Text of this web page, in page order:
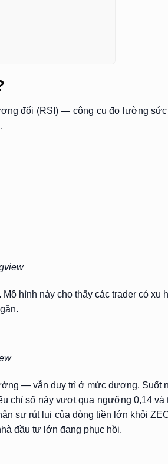
đối (RSI) — công cụ đo lường
hình này cho thấy các trader có
— vẫn duy trì ở mức dương. Suốt
chỉ số này vượt qua ngưỡng 0,14 và
sự rút lui của dòng tiền lớn khỏi
đầu tư lớn đang phục hồi.